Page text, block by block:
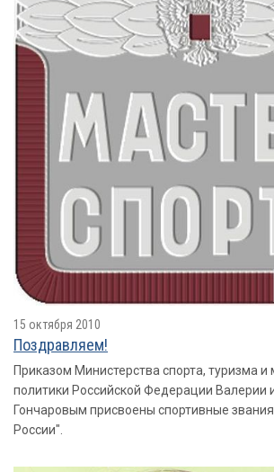
15 октября 2010
Поздравляем!
Приказом Министерства спорта, туризма
политики Российской Федерации Валерии
Гончаровым присвоены спортивные
России".